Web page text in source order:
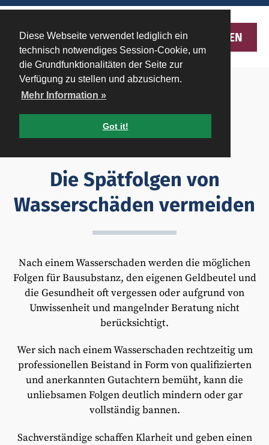
Diese Webseite verwendet lediglich ein
technisch notwendiges Session-Cookie, um
die Grundfunktionalitäten der Seite zur
Verfügung zu stellen und abzusichern.
Mehr Information »
Got it!
MENU
Home» Infoportal »
Die Spätfolgen von
Wasserschäden vermeiden
Nach einem Wasserschaden werden die möglichen
Folgen für Bausubstanz, den eigenen Geldbeutel und
die Gesundheit oft vergessen oder aufgrund von
Unwissenheit und mangelnder Beratung nicht
berücksichtigt.
Wer sich nach einem Wasserschaden rechtzeitig um
professionellen Beistand in Form von qualifizierten
und anerkannten Gutachtern bemüht, kann die
unliebsamen Folgen deutlich mindern oder gar
vollständig bannen.
Sachverständige schaffen Klarheit und geben einen